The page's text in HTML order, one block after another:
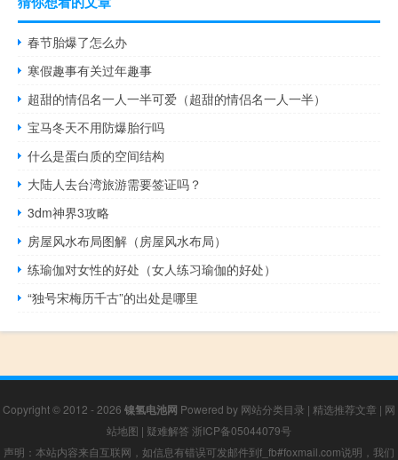
春节胎爆了怎么办
寒假趣事有关过年趣事
超甜的情侣名一人一半可爱（超甜的情侣名一人一半）
宝马冬天不用防爆胎行吗
什么是蛋白质的空间结构
大陆人去台湾旅游需要签证吗？
3dm神界3攻略
房屋风水布局图解（房屋风水布局）
练瑜伽对女性的好处（女人练习瑜伽的好处）
“独号宋梅历千古”的出处是哪里
Copyright © 2012 - 2026 镍氢电池网 Powered by 网站分类目录 | 精选推荐文章 | 网
站地图 | 疑难解答 浙ICP备05044079号
声明：本站内容来自互联网，如信息有错误可发邮件到f_fb#foxmail.com说明，我们